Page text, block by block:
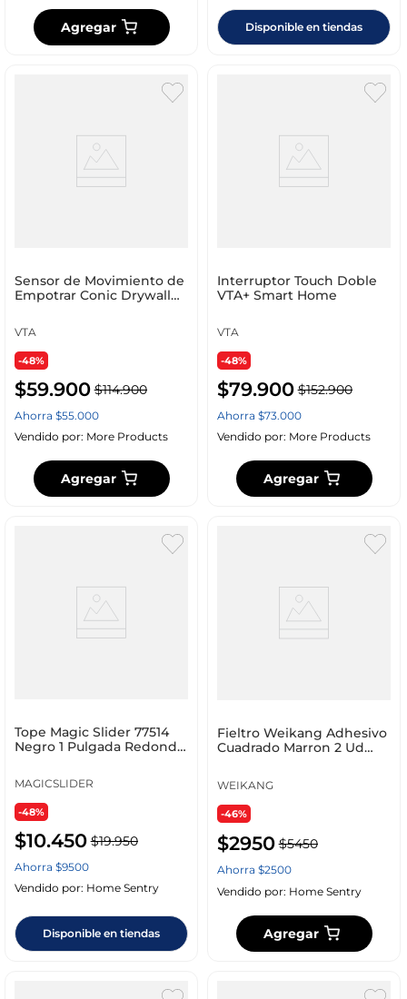
Agregar Disponible en tiendas
Sensor de Movimiento de
Empotrar Conic Drywall
VTA
-48%
$59.900 $114.900
Ahorra $55.000
Vendido por: More Products
Agregar
Interruptor Touch Doble
VTA+ Smart Home
VTA
-48%
$79.900 $152.900
Ahorra $73.000
Vendido por: More Products
Agregar
Tope Magic Slider 77514
Negro 1 Pulgada Redondo
MAGICSLIDER
-48%
$10.450 $19.950
Ahorra $9500
Vendido por: Home Sentry
Disponible en tiendas
Fieltro Weikang Adhesivo
Cuadrado Marron 2 Ud
WEIKANG
-46%
$2950 $5450
Ahorra $2500
Vendido por: Home Sentry
Agregar